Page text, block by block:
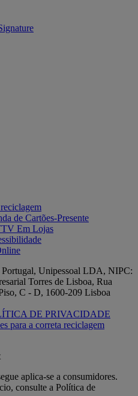
de Cartões-Presente
Em Lojas
Unipessoal LDA, NIPC:
Torres de Lisboa, Rua
C - D, 1600-209 Lisboa
DE PRIVACIDADE
para a correta reciclagem
aplica-se a consumidores.
consulte a Política de